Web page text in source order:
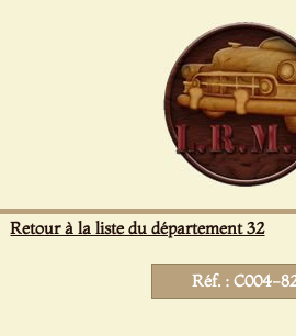
Retour à la liste du département 32
Réf. : C004-